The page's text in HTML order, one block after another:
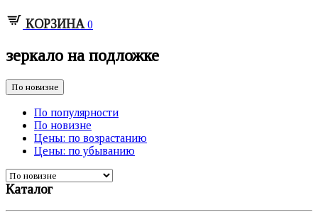
КОРЗИНА 0
зеркало на подложке
По новизне
По популярности
По новизне
Цены: по возрастанию
Цены: по убыванию
Каталог